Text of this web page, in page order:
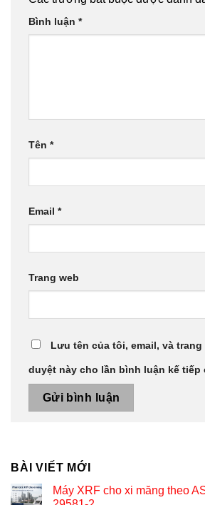
Bình luận *
Tên *
Email *
Trang web
Lưu tên của tôi, email, và
duyệt này cho lần bình luận kế tiếp
BÀI VIẾT MỚI
Máy XRF cho xi măng theo